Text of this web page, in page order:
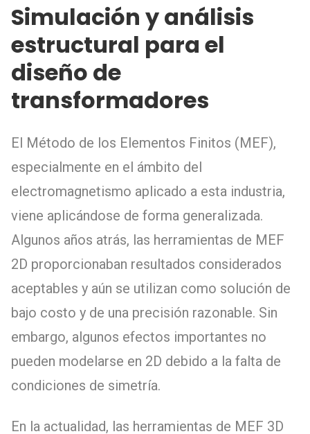
Simulación y análisis
estructural para el
diseño de
transformadores
El Método de los Elementos Finitos (MEF),
especialmente en el ámbito del
electromagnetismo aplicado a esta industria,
viene aplicándose de forma generalizada.
Algunos años atrás, las herramientas de MEF
2D proporcionaban resultados considerados
aceptables y aún se utilizan como solución de
bajo costo y de una precisión razonable. Sin
embargo, algunos efectos importantes no
pueden modelarse en 2D debido a la falta de
condiciones de simetría.
En la actualidad, las herramientas de MEF 3D